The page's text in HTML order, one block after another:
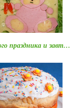
праздника и завт…